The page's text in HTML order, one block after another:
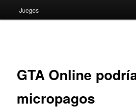
to
Juegos
GTA Online
micropagos